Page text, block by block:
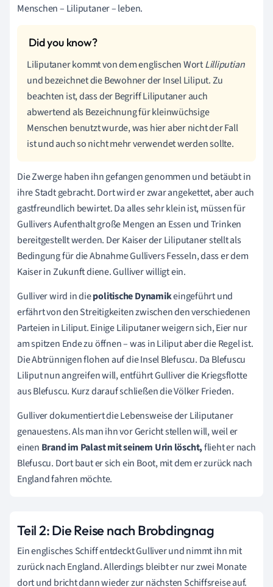
Menschen – Liliputaner – leben.
Liliputaner kommt von dem englischen WortLilliputian
und bezeichnet die Bewohner der Insel Liliput. Zu
beachten ist, dass der Begriff Liliputaner auch
abwertend als Bezeichnung für kleinwüchsige
Menschen benutzt wurde, was hier aber nicht der Fall
ist und auch so nicht mehr verwendet werden sollte.
Die Zwerge haben ihn gefangen genommen und betäubt in
ihre Stadt gebracht. Dort wird er zwar angekettet, aber auch
gastfreundlich bewirtet. Da alles sehr klein ist, müssen für
Gullivers Aufenthalt große Mengen an Essen und Trinken
bereitgestellt werden. Der Kaiser der Liliputaner stellt als
Bedingung für die Abnahme Gullivers Fesseln, dass er dem
Kaiser in Zukunft diene. Gulliver willigt ein.
Gulliver wird in diepolitische Dynamikeingeführt und
erfährt von den Streitigkeiten zwischen den verschiedenen
Parteien in Liliput. Einige Liliputaner weigern sich, Eier nur
am spitzen Ende zu öffnen – was in Liliput aber die Regel ist.
Die Abtrünnigen flohen auf die Insel Blefuscu. Da Blefuscu
Liliput nun angreifen will, entführt Gulliver die Kriegsflotte
aus Blefuscu. Kurz darauf schließen die Völker Frieden.
Gulliver dokumentiert die Lebensweise der Liliputaner
genauestens. Als man ihn vor Gericht stellen will, weil er
einen Brand im Palast mit seinem Urin löscht,flieht er nach
Blefuscu. Dort baut er sich ein Boot, mit dem er zurück nach
England fahren möchte.
Teil 2: Die Reise nach Brobdingnag
Ein englisches Schiff entdeckt Gulliver und nimmt ihn mit
zurück nach England. Allerdings bleibt er nur zwei Monate
dort und bricht dann wieder zur nächsten Schiffsreise auf.